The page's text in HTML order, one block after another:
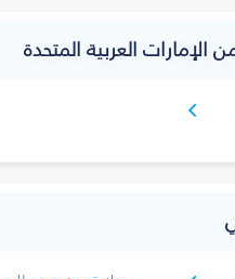
العربية المتحدة